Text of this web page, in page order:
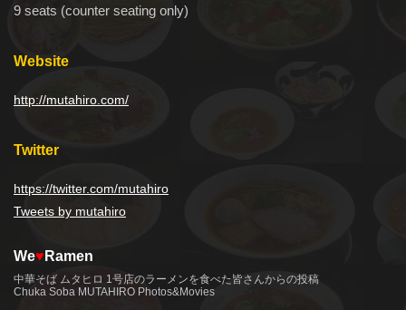
9 seats (counter seating only)
Website
http://mutahiro.com/
Twitter
https://twitter.com/mutahiro
Tweets by mutahiro
We♥ Ramen
中華そば ムタヒロ 1号店のラーメンを食べた皆さんからの投稿
Chuka Soba MUTAHIRO Photos&Movies